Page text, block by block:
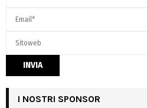
I NOSTRI SPONSOR